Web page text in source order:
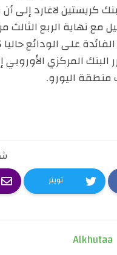
كريستين لاغارد إلى
مع نهاية الربع الثالث
على الودائع حاليا 0.5%.
المركزي الأوروبي
منطقة اليورو.
تويتر
Alkhutaa